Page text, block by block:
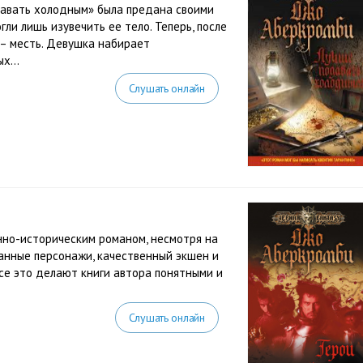
холодным» была предана своими
лишь изувечить ее тело. Теперь, после
месть. Девушка набирает
Слушать онлайн
историческим романом, несмотря на
персонажи, качественный экшен и
это делают книги автора понятными и
Слушать онлайн